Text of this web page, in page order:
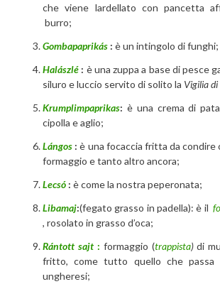
che viene lardellato con pancetta
burro;
Gombapaprikás : è un intingolo di funghi;
Halászlé : è una zuppa a base di pesce
siluro e luccio servito di solito la Vigilia
Krumplimpaprikas: è una crema di
cipolla e aglio;
Lángos : è una focaccia fritta da condire
formaggio e tanto altro ancora;
Lecsó : è come la nostra peperonata;
Libamaj:(fegato grasso in padella): è il
, rosolato in grasso d’oca;
Rántott sajt : formaggio (trappista)di
fritto, come tutto quello che passa
ungheresi;